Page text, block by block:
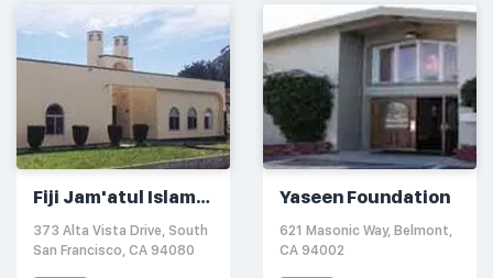
Fiji Jam'atul Islam
of America
373 Alta Vista Drive, South
San Francisco, CA 94080
Yaseen Foundation
621 Masonic Way, Belmont,
CA 94002